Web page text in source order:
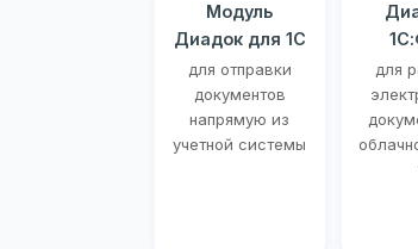
Модуль
Диадок для 1С
для отправки
документов
напрямую из
учетной системы
для